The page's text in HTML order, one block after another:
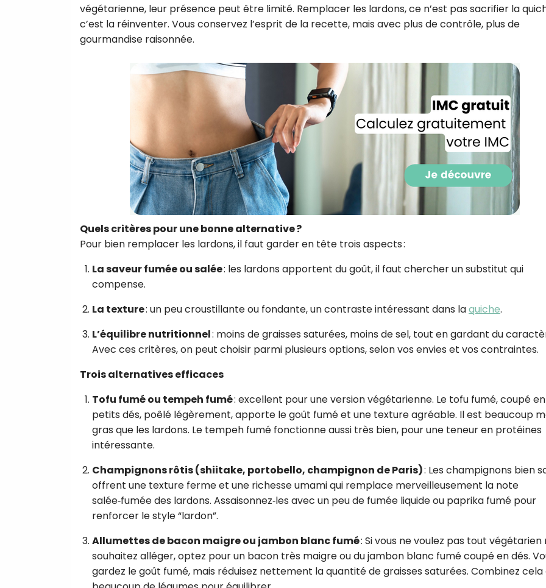
végétarienne, leur présence peut être limité. Remplacer les lardons, ce n’est pas sacrifier la
c’est la réinventer. Vous conservez l’esprit de la recette, mais avec plus de contrôle, plus de
gourmandise raisonnée.
Quels critères pour une bonne alternative ?
Pour bien remplacer les lardons, il faut garder en tête trois aspects :
La saveur fumée ou salée: les lardons apportent du goût, il faut chercher un substitut qui
compense.
La texture: un peu croustillante ou fondante, un contraste intéressant dans laquiche.
L’équilibre nutritionnel: moins de graisses saturées, moins de sel, tout en gardant du
Avec ces critères, on peut choisir parmi plusieurs options, selon vos envies et vos contraintes.
Trois alternatives efficaces
Tofu fumé ou tempeh fumé: excellent pour une version végétarienne. Le tofu fumé, coupé en
petits dés, poêlé légèrement, apporte le goût fumé et une texture agréable. Il est beaucoup
gras que les lardons. Le tempeh fumé fonctionne aussi très bien, pour une teneur en protéines
intéressante.
Champignons rôtis (shiitake, portobello, champignon de Paris): Les champignons bien
offrent une texture ferme et une richesse umami qui remplace merveilleusement la note
salée‑fumée des lardons. Assaisonnez‑les avec un peu de fumée liquide ou paprika fumé pour
renforcer le style “lardon”.
Allumettes de bacon maigre ou jambon blanc fumé: Si vous ne voulez pas tout végétarien
souhaitez alléger, optez pour un bacon très maigre ou du jambon blanc fumé coupé en dés.
gardez le goût fumé, mais réduisez nettement la quantité de graisses saturées. Combinez cela
Recevez
recettes inédites de
CROQ.
Je consens à ce que la société
Prisma Players analyse le taux
des courriels pour mesurer et
performances des campagnes.
pourrons savoir si vous ouvrez les
voir notre
politique de confidentialité
Je reçois mon cadeau !
personnalisées. Vous pourrez vous désinscrire en
désabonnement intégré dans la newsletter. Pour en
exercer vos droits, prenez connaissance de notre
Confidentialité